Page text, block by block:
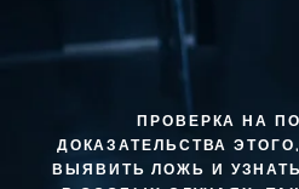
ПРОВЕРКА НА
ДОКАЗАТЕЛЬСТВА
ВЫЯВИТЬ ЛОЖЬ И